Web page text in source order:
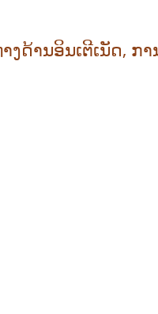
ດ້ານອິນເຕີເນັດ, ກ